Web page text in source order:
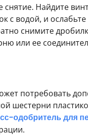
Найдите
водой, и ослабьте
снимите
или ее
потребовать
шестерни
одобритель для